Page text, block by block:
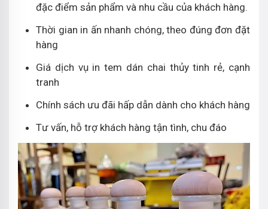
đặc điểm sản phẩm và nhu cầu của khách hàng.
Thời gian in ấn nhanh chóng, theo đúng đơn đặt
hàng
Giá dịch vụ in tem dán chai thủy tinh rẻ, cạnh
tranh
Chính sách ưu đãi hấp dẫn dành cho khách hàng
Tư vấn, hỗ trợ khách hàng tận tình, chu đáo